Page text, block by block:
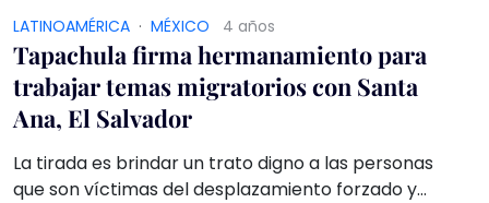
LATINOAMÉRICA · MÉXICO 4 años
Tapachula firma hermanamiento para
trabajar temas migratorios con Santa
Ana, El Salvador
La tirada es brindar un trato digno a las personas
que son víctimas del desplazamiento forzado y